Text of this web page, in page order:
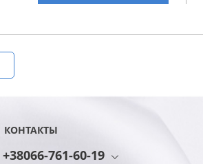
КОНТАКТЫ
+38066-761-60-19